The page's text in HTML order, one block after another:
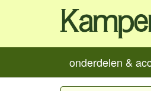
onderdelen &